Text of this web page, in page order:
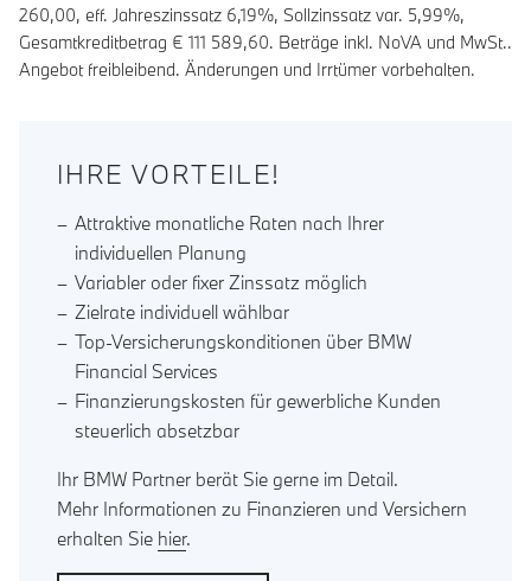
260,00, eff. Jahreszinssatz 6,19%, Sollzinssatz var. 5,99%,
Gesamtkreditbetrag € 111 589,60. Beträge inkl. NoVA und MwSt..
Angebot freibleibend. Änderungen und Irrtümer vorbehalten.
IHRE VORTEILE!
Attraktive monatliche Raten nach Ihrer
individuellen Planung
Variabler oder fixer Zinssatz möglich
Zielrate individuell wählbar
Top-Versicherungskonditionen über BMW
Financial Services
Finanzierungskosten für gewerbliche Kunden
steuerlich absetzbar
Ihr BMW Partner berät Sie gerne im Detail.
Mehr Informationen zu Finanzieren und Versichern
erhalten Sie hier.